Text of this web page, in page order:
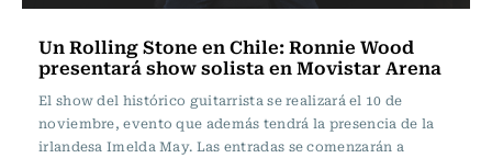
Un Rolling Stone en Chile: Ronnie Wood
presentará show solista en Movistar Arena
El show del histórico guitarrista se realizará el 10 de
noviembre, evento que además tendrá la presencia de la
irlandesa Imelda May. Las entradas se comenzarán a